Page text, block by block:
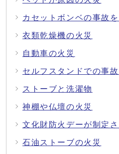
カセットボンベの事故
衣類乾燥機の火災
自動車の火災
セルフスタンドでの事故
ストーブと洗濯物
神棚や仏壇の火災
文化財防火デーが制定さ
石油ストーブの火災